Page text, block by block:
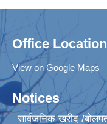
Office Location
View on Google Maps
Notices
सार्वजनिक खरीद /